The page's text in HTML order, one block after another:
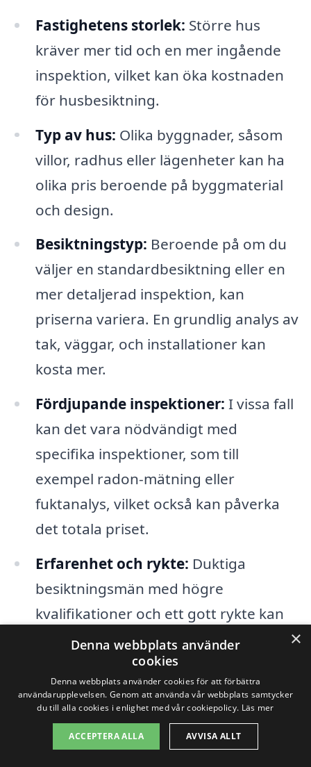
Fastighetens storlek: Större hus
kräver mer tid och en mer ingående
inspektion, vilket kan öka kostnaden
för husbesiktning.
Typ av hus: Olika byggnader, såsom
villor, radhus eller lägenheter kan ha
olika pris beroende på byggmaterial
och design.
Besiktningstyp: Beroende på om du
väljer en standardbesiktning eller en
mer detaljerad inspektion, kan
priserna variera. En grundlig analys av
tak, väggar, och installationer kan
kosta mer.
Fördjupande inspektioner: I vissa fall
kan det vara nödvändigt med
specifika inspektioner, som till
exempel radon-mätning eller
fuktanalys, vilket också kan påverka
det totala priset.
Erfarenhet och rykte: Duktiga
besiktningsmän med högre
kvalifikationer och ett gott rykte kan
ta ut en högre avgift för sina tjänster.
För att få det bästa erbjudandet på
husbesiktning i Älvängen,
rekommenderar vi att du begär flera
×
Denna webbplats använder
cookies
Denna webbplats använder cookies för att förbättra
användarupplevelsen. Genom att använda vår webbplats samtycker
du till alla cookies i enlighet med vår cookiepolicy. Läs mer
ACCEPTERA ALLA AVVISA ALLT